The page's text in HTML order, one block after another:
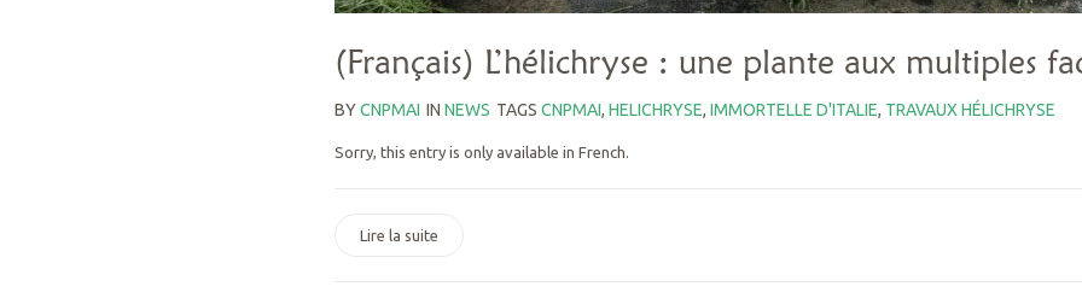
(Français) L’hélichryse : une plante aux multiples
BYCNPMAI IN NEWS TAGS CNPMAI, HELICHRYSE, IMMORTELLE D'ITALIE, TRAVAUX HÉLICHRYSE
Sorry, this entry is only available in French.
Lire la suite